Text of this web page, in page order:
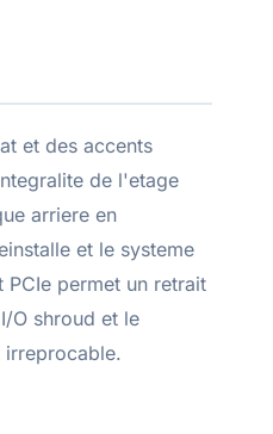
et des accents
de l'etage
arriere en
et le systeme
permet un retrait
O shroud et le